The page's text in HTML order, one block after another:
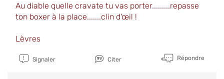
Au diable quelle cravate tu vas porter.........repasse
ton boxer à la place.......clin d'œil !
Lèvres
Signaler Citer Répondre